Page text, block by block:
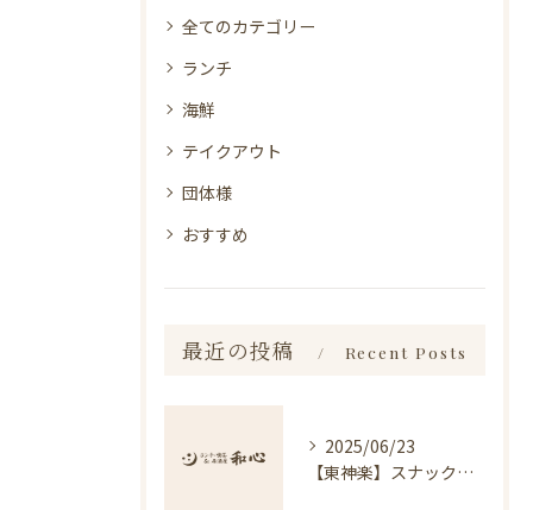
全てのカテゴリー
ランチ
海鮮
テイクアウト
団体様
おすすめ
最近の投稿 Recent Posts
2025/06/23
【東神楽】スナック琥珀についてのお知らせ｜ランチ・喫茶＆居酒屋 和心